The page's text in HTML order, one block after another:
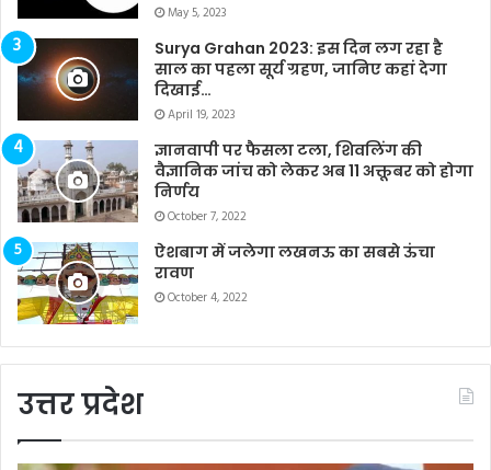
May 5, 2023
Surya Grahan 2023: इस दिन लग रहा है
साल का पहला सूर्य ग्रहण, जानिए कहां देगा
दिखाई…
April 19, 2023
ज्ञानवापी पर फैसला टला, शिवलिंग की
वैज्ञानिक जांच को लेकर अब 11 अक्तूबर को होगा
निर्णय
October 7, 2022
ऐशबाग में जलेगा लखनऊ का सबसे ऊंचा
रावण
October 4, 2022
उत्तर प्रदेश